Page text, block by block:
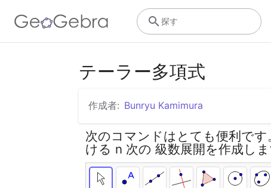
探す
テーラー多項式
作成者: Bunryu Kamimura
次のコマンドはとても便利で
ける n 次の 級数展開を作成し